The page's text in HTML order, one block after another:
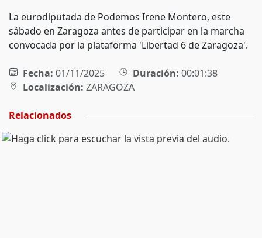
La eurodiputada de Podemos Irene Montero, este
sábado en Zaragoza antes de participar en la marcha
convocada por la plataforma 'Libertad 6 de Zaragoza'.
Fecha: 01/11/2025 Duración: 00:01:38
Localización: ZARAGOZA
Relacionados